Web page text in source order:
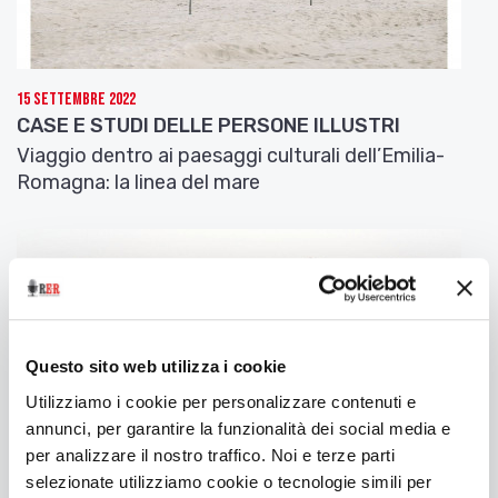
Questo sito web utilizza i cookie
Utilizziamo i cookie per personalizzare contenuti e
annunci, per garantire la funzionalità dei social media e
per analizzare il nostro traffico. Noi e terze parti
selezionate utilizziamo cookie o tecnologie simili per
un errore, una faccenda di uomini stanchi.
Poesie per Ustica (4)
Gli uccelli sono più bravi
a trasmettersi notizie e visioni
le rondini, ad esempio, che proprio a giugno
si ammira il volo di una rondine
in una sera di giugno
senza neppure sospettare
ciò che stava accadendo?
Poesie per Ustica (7)
Ricordo soltanto nuvole
15 Settembre 2022
CASE E STUDI DELLE PERSONE ILLUSTRI
Viaggio dentro ai paesaggi culturali dell’Emilia-
Romagna: la linea del mare